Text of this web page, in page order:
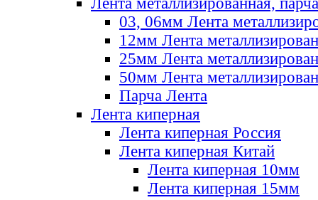
03, 06мм Лента
12мм Лента
25мм Лента
50мм Лента
Парча Лента
Лента киперная
Лента киперная Россия
Лента киперная Китай
Лента киперная 10мм
Лента киперная 15мм